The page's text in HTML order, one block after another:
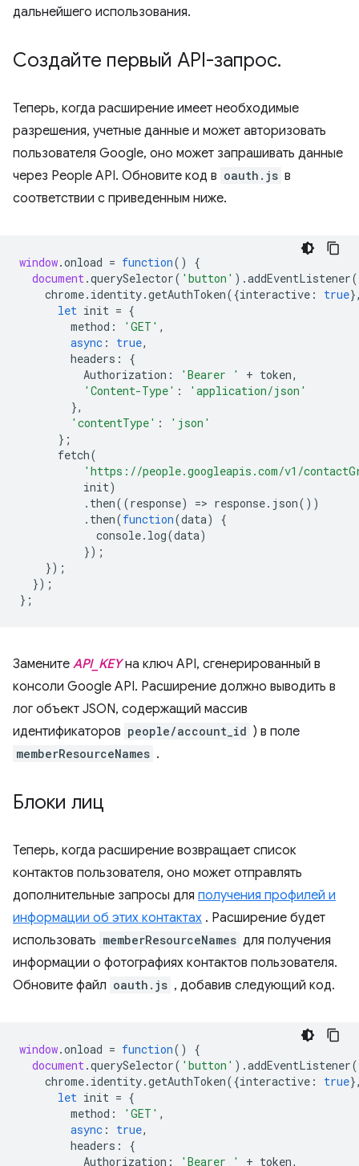
дальнейшего использования.
Создайте первый API-запрос.
Теперь, когда расширение имеет необходимые
разрешения, учетные данные и может авторизовать
пользователя Google, оно может запрашивать данные
через People API. Обновите код в oauth.js в
соответствии с приведенным ниже.
window.onload = function()
{
document.querySelector( 'button' ).addEventListener(
chrome. identity.getAuthToken({interactive : true
let init = {
method : 'GET' ,
async : true,
headers :
{
Authorization : 'Bearer ' + token,
'Content-Type' :
'application/json'
},
'contentType' :
'json'
};
fetch(
'https://people.googleapis.com/v1/
init)
. then((response) => response. json())
. then(function(data)
{
console. log(data)
});
});
});
};
Замените API_KEYна ключ API, сгенерированный в
консоли Google API. Расширение должно выводить в
лог объект JSON, содержащий массив
идентификаторов people/account_id ) в поле
memberResourceNames .
Блоки лиц
Теперь, когда расширение возвращает список
контактов пользователя, оно может отправлять
дополнительные запросы для получения профилей и
информации об этих контактах . Расширение будет
использовать memberResourceNames для получения
информации о фотографиях контактов пользователя.
Обновите файл oauth.js , добавив следующий код.
window.onload = function()
{
document.querySelector( 'button' ).addEventListener(
chrome. identity.getAuthToken({interactive : true
let init = {
method : 'GET' ,
async : true,
headers :
{
Authorization : 'Bearer ' + token,